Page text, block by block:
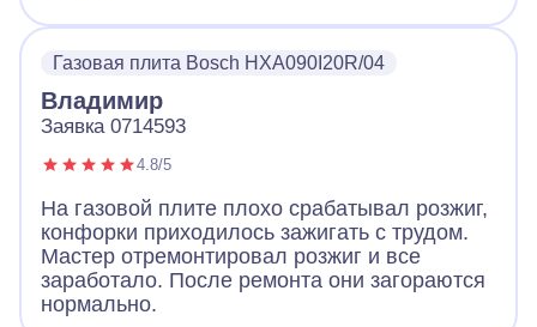
Газовая плита Bosch HXA090I20R/04
Владимир
Заявка 0714593
4.8/5
На газовой плите плохо срабатывал розжиг,
конфорки приходилось зажигать с трудом.
Мастер отремонтировал розжиг и все
заработало. После ремонта они загораются
нормально.